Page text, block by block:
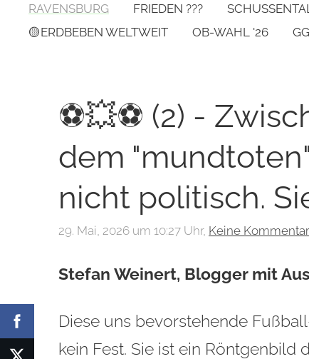
RAVENSBURG
FRIEDEN ???
🟡ERDBEBEN WELTWEIT
OB-WAHL '26
⚽💥⚽ (2) -
dem
nicht politisch.
29. Mai, 2026 um 10:27 Uhr, Keine
Stefan Weinert, Blogger mit
Diese uns bevorstehende
kein Fest. Sie ist ein